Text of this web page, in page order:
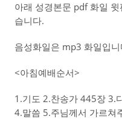
아래 성경본문 pdf 화일
습니다.
음성화일은 mp3 화일입니
<아침예배순서>
1.기도 2.찬송가 445장 3.
4.말씀 5.주님께서 가르쳐